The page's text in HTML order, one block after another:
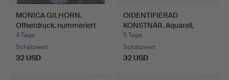
MONICA GILHORN.
Offsetdruck, nummeriert
22…
4 Tage
Schätzwert
32 USD
OIDENTIFIERAD
KONSTNÄR. Aquarell,
Landscha…
5 Tage
Schätzwert
32 USD